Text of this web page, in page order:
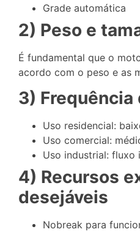
Grade automática
2) Peso e
É fundamental que o
acordo com o peso e as
3) Frequência
Uso residencial:
Uso comercial:
Uso industrial: fluxo
4) Recursos
desejáveis
Nobreak para